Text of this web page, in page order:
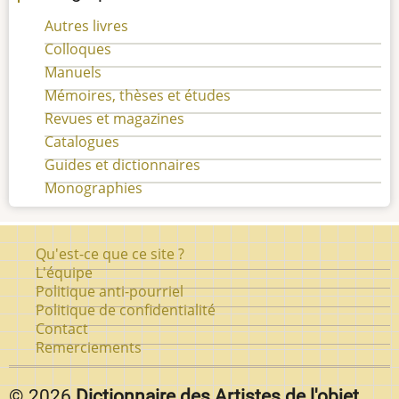
Autres livres
Colloques
Manuels
Mémoires, thèses et études
Revues et magazines
Catalogues
Guides et dictionnaires
Monographies
Pied
de
page
Qu'est-ce que ce site ?
L'équipe
Politique anti-pourriel
Politique de confidentialité
Contact
Remerciements